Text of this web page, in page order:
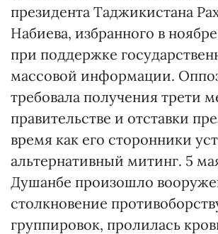
президента Таджикистана
Набиева, избранного в ноябре
при поддержке
массовой информации.
требовала получения трети
правительстве и отставки
время как его сторонники
альтернативный митинг. 5
Душанбе произошло
столкновение
группировок, пролилась